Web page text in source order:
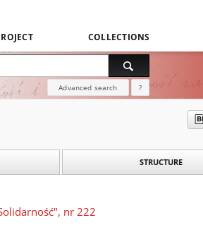
COLLECTIONS
Advanced search ?
STRUCTURE
nr 222